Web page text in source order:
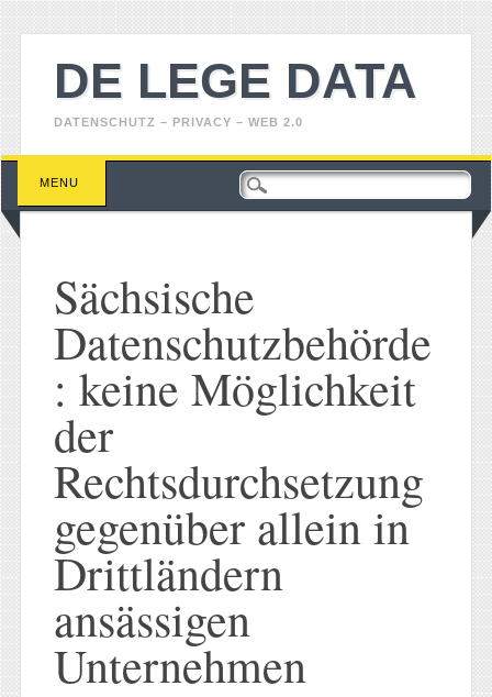
DE LEGE DATA
DATENSCHUTZ – PRIVACY – WEB 2.0
Main menu
Skip
content
MENU
Sächsische
Datenschutzbehörde
: keine Möglichkeit
der
Rechtsdurchsetzung
gegenüber allein in
Drittländern
ansässigen
Unternehmen